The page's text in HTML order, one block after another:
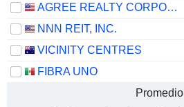
AGREE REALTY CORPORATION
NNN REIT, INC.
VICINITY CENTRES
FIBRA UNO
Promedio